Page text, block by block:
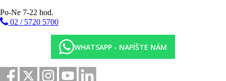
Po-Ne 7-22 hod.
02 / 5720 5700
WHATSAPP - NAPÍŠTE NÁM